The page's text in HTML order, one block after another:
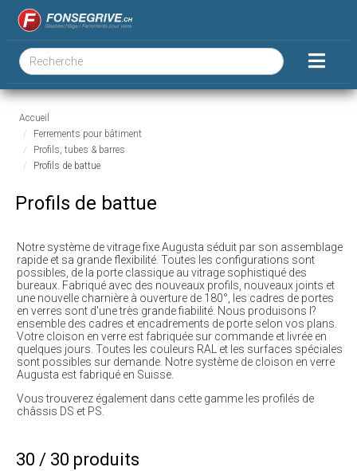
Accueil
Ferrements pour bâtiment
Profils, tubes & barres
Profils de battue
Profils de battue
Notre système de vitrage fixe Augusta séduit par son assemblage
rapide et sa grande flexibilité. Toutes les configurations sont
possibles, de la porte classique au vitrage sophistiqué des
bureaux. Fabriqué avec des nouveaux profils, nouveaux joints et
une nouvelle charnière à ouverture de 180°, les cadres de portes
en verres sont d'une très grande fiabilité. Nous produisons l?
ensemble des cadres et encadrements de porte selon vos plans.
Votre cloison en verre est fabriquée sur commande et livrée en
quelques jours. Toutes les couleurs RAL et les surfaces spéciales
sont possibles sur demande. Notre système de cloison en verre
Augusta est fabriqué en Suisse.
Vous trouverez également dans cette gamme les profilés de
châssis DS et PS.
30 / 30 produits